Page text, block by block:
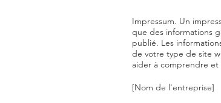
Impressum. Un
que des informations
publié. Les
de votre type de site
aider à comprendre et
[Nom de l'entreprise]